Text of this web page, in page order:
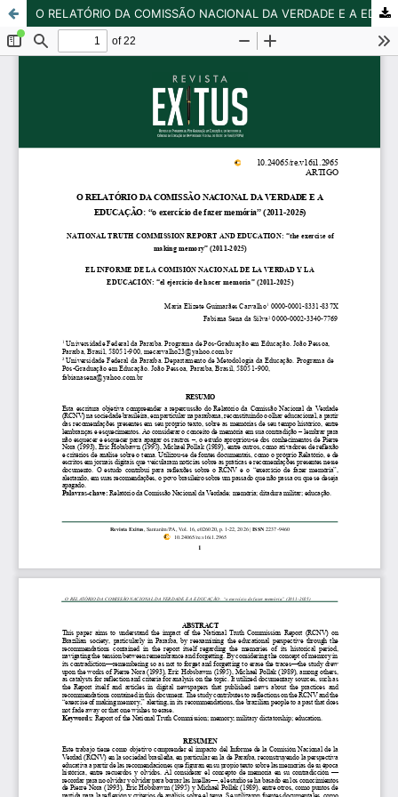
O RELATÓRIO DA COMISSÃO NACIONAL DA VERDADE E A EDUCAÇÃO: “o exercício de fazer memória” (2011-2025)